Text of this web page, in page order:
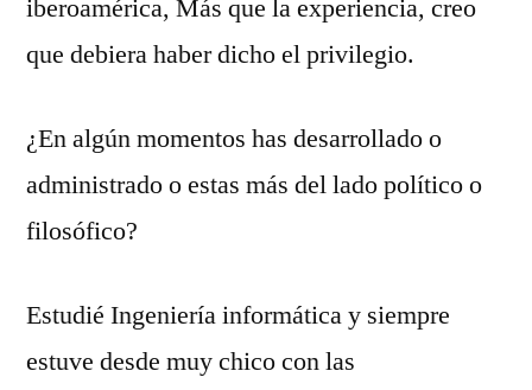
iberoamérica, Más que la experiencia, creo
que debiera haber dicho el privilegio.
¿En algún momentos has desarrollado o
administrado o estas más del lado político o
filosófico?
Estudié Ingeniería informática y siempre
estuve desde muy chico con las